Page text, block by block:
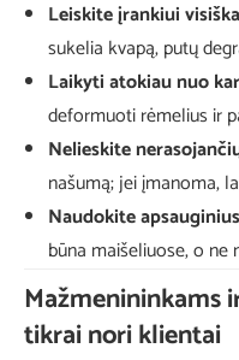
Leiskite įrankiui
sukelia kvapą, putų
Laikyti atokiau nuo
deformuoti rėmelius ir
Nelieskite
našumą; jei įmanoma,
Naudokite
būna maišeliuose, o ne
Mažmenininkams
tikrai nori klientai